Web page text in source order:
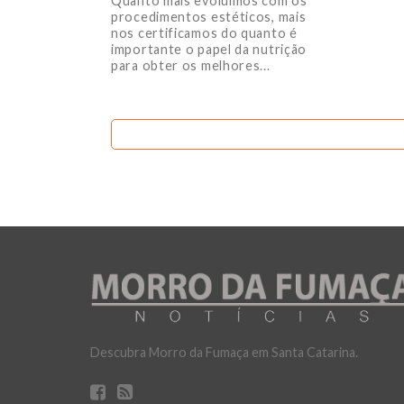
procedimentos estéticos, mais
nos certificamos do quanto é
importante o papel da nutrição
para obter os melhores...
Descubra Morro da Fumaça em Santa Catarina.